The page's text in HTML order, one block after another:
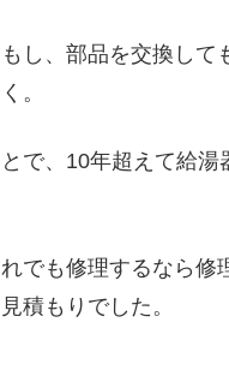
し、部品を交換して
。
で、10年超えて給
でも修理するなら
積もりでした。